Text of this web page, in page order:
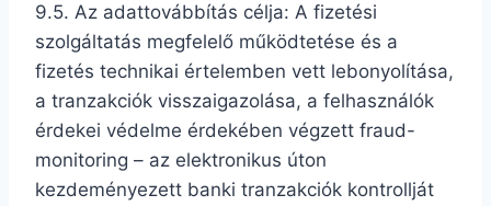
9.5. Az adattovábbítás célja: A fizetési
szolgáltatás megfelelő működtetése és a
fizetés technikai értelemben vett lebonyolítása,
a tranzakciók visszaigazolása, a felhasználók
érdekei védelme érdekében végzett fraud-
monitoring – az elektronikus úton
kezdeményezett banki tranzakciók kontrollját